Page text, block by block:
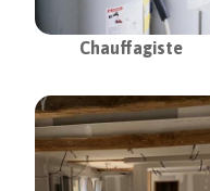
Chauffagiste